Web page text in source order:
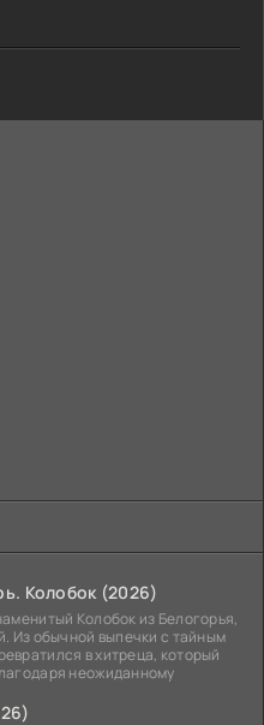
Колобок (2026)
Колобок из Белогорья,
Из обычной выпечки с тайным
в хитреца, который
неожиданному